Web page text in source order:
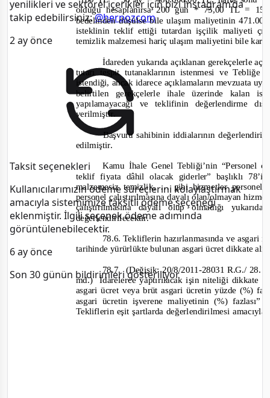
yenilikleri ve sektörel içerikler için bizi Instagram’da
takip edebilirsiniz:@herpozcom
2 ay önce
Taksit seçenekleri
Kullanıcılarımızın ödeme süreçlerini kolaylaştırmak
amacıyla sistemimize taksitli ödeme seçeneği
eklenmiştir. İlgili seçenek ödeme adımında
görüntülenebilecektir.
6 ay önce
Son 30 günün bildirimleri gösteriliyor
olduğu hesaplanırsa 200 gün * 75,00 TL =
bedelinden düşülse bile ulaşım maliyetinin
isteklinin teklif ettiği tutardan işçilik maliyeti
temizlik malzemesi hariç ulaşım maliyetini bile
İdareden yukarıda açıklanan gerekçelerle
tutarı tespit tutanaklarının istenmesi ve
istendiği, ancak idarece açıklamaların mevzuata
belirtilen gerekçelerle ihale üzerinde kalan
yapılamayacağı ve teklifinin değerlendirme
verilmiştir.
Başvuru sahibinin iddialarının
edilmiştir.
Kamu İhale Genel Tebliği’nin “Personel
teklif fiyata dâhil olacak giderler” başlıklı
malzemesiz temizlik, … gibi hizmetler personel
personel çalıştırılmasına dayalı olan/olmayan
çalıştırılmasına dayalı olup olmadığı
değerlendirilecektir.
..
78.6. Tekliflerin hazırlanmasında ve asgari
tarihinde yürürlükte bulunan asgari ücret dikkate
78.7. (Değişik: 20/8/2011-28031 R.G./ 28.
md.) İdarelerce yaptırılacak işin niteliği dikkate
asgari ücret veya brüt asgari ücretin yüzde (%)
asgari ücretin işverene maliyetinin (%) fazlası”
Tekliflerin eşit şartlarda değerlendirilmesi